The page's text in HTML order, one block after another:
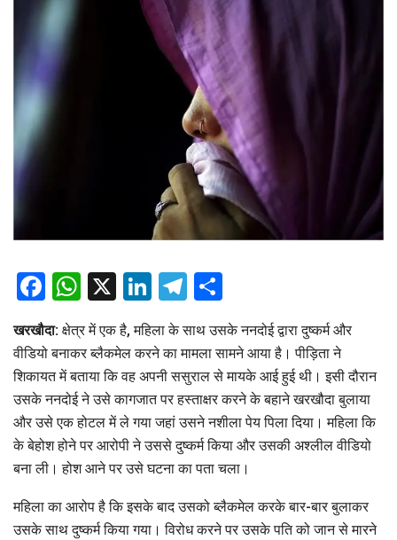
Facebook
WhatsApp
X LinkedIn
Telegram
खरखौदा: क्षेत्र में एक है, महिला के साथ उसके ननदोई द्वारा दुष्कर्म और
वीडियो बनाकर ब्लैकमेल करने का मामला सामने आया है। पीड़िता ने
शिकायत में बताया कि वह अपनी ससुराल से मायके आई हुई थी। इसी दौरान
उसके ननदोई ने उसे कागजात पर हस्ताक्षर करने के बहाने खरखौदा बुलाया
और उसे एक होटल में ले गया जहां उसने नशीला पेय पिला दिया। महिला कि
के बेहोश होने पर आरोपी ने उससे दुष्कर्म किया और उसकी अश्लील वीडियो
बना ली। होश आने पर उसे घटना का पता चला।
महिला का आरोप है कि इसके बाद उसको ब्लैकमेल करके बार-बार बुलाकर
उसके साथ दुष्कर्म किया गया। विरोध करने पर उसके पति को जान से मारने